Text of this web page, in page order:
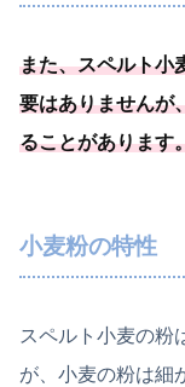
また、スペルト小
要はありませんが
ることがあります
小麦粉の特性
スペルト小麦の粉
が、小麦の粉は細